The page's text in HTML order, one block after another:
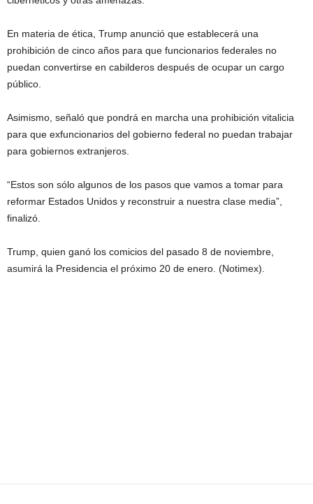
En materia de ética, Trump anunció que establecerá una
prohibición de cinco años para que funcionarios federales no
puedan convertirse en cabilderos después de ocupar un cargo
público.
Asimismo, señaló que pondrá en marcha una prohibición vitalicia
para que exfuncionarios del gobierno federal no puedan trabajar
para gobiernos extranjeros.
“Estos son sólo algunos de los pasos que vamos a tomar para
reformar Estados Unidos y reconstruir a nuestra clase media”,
finalizó.
Trump, quien ganó los comicios del pasado 8 de noviembre,
asumirá la Presidencia el próximo 20 de enero. (Notimex).